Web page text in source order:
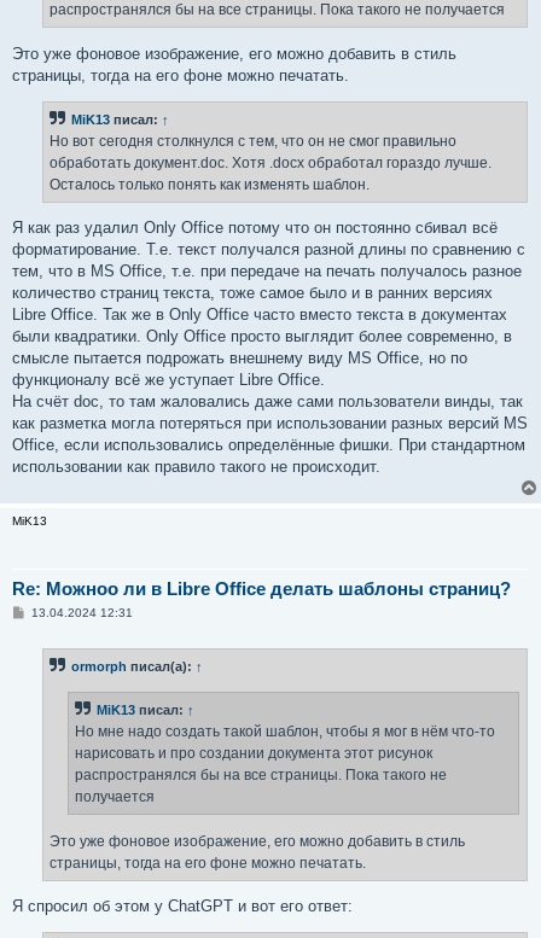
распространялся бы на все страницы. Пока такого не получается
Это уже фоновое изображение, его можно добавить в стиль
страницы, тогда на его фоне можно печатать.
MiK13 писал: ↑
Но вот сегодня столкнулся с тем, что он не смог правильно
обработать документ.doc. Хотя .docx обработал гораздо лучше.
Осталось только понять как изменять шаблон.
Я как раз удалил Only Office потому что он постоянно сбивал всё
форматирование. Т.е. текст получался разной длины по сравнению с
тем, что в MS Office, т.е. при передаче на печать получалось разное
количество страниц текста, тоже самое было и в ранних версиях
Libre Office. Так же в Only Office часто вместо текста в документах
были квадратики. Only Office просто выглядит более современно, в
смысле пытается подрожать внешнему виду MS Office, но по
функционалу всё же уступает Libre Office.
На счёт doc, то там жаловались даже сами пользователи винды, так
как разметка могла потеряться при использовании разных версий MS
Office, если использовались определённые фишки. При стандартном
использовании как правило такого не происходит.
MiK13
Re: Можноо ли в Libre Office делать шаблоны страниц?
С13.04.2024 12:31
ormorph писал(а): ↑
MiK13 писал: ↑
Но мне надо создать такой шаблон, чтобы я мог в нём что-то
нарисовать и про создании документа этот рисунок
распространялся бы на все страницы. Пока такого не
получается
Это уже фоновое изображение, его можно добавить в стиль
страницы, тогда на его фоне можно печатать.
Я спросил об этом у ChatGPT и вот его ответ: